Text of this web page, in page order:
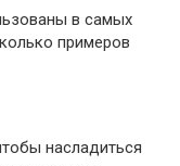
в самых
примеров
насладиться